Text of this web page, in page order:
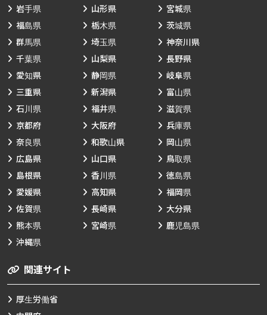
岩手県
山形県
宮城県
福島県
栃木県
茨城県
群馬県
埼玉県
神奈川県
千葉県
山梨県
長野県
愛知県
静岡県
岐阜県
三重県
新潟県
富山県
石川県
福井県
滋賀県
京都府
大阪府
兵庫県
奈良県
和歌山県
岡山県
広島県
山口県
鳥取県
島根県
香川県
徳島県
愛媛県
高知県
福岡県
佐賀県
長崎県
大分県
熊本県
宮崎県
鹿児島県
沖縄県
関連サイト
厚生労働省